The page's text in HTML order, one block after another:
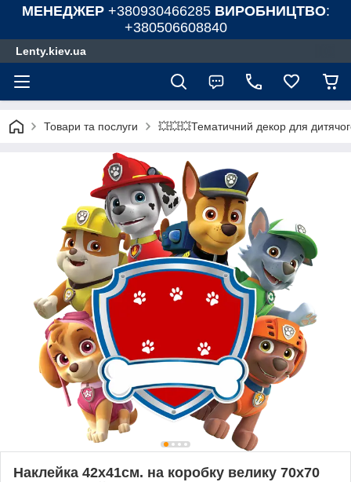
МЕНЕДЖЕР +380930466285 ВИРОБНИЦТВО:
+380506608840
Lenty.kiev.ua
Товари та послуги 💥💥💥Тематичний декор для
Наклейка 42х41см. на коробку велику 70х70